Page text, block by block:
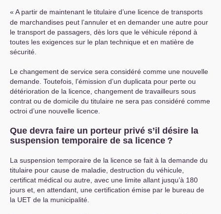
« A partir de maintenant le titulaire d’une licence de transports
de marchandises peut l’annuler et en demander une autre pour
le transport de passagers, dès lors que le véhicule répond à
toutes les exigences sur le plan technique et en matière de
sécurité.
Le changement de service sera considéré comme une nouvelle
demande. Toutefois, l’émission d’un duplicata pour perte ou
détérioration de la licence, changement de travailleurs sous
contrat ou de domicile du titulaire ne sera pas considéré comme
octroi d’une nouvelle licence.
Que devra faire un porteur privé s’il désire la
suspension temporaire de sa licence ?
La suspension temporaire de la licence se fait à la demande du
titulaire pour cause de maladie, destruction du véhicule,
certificat médical ou autre, avec une limite allant jusqu’à 180
jours et, en attendant, une certification émise par le bureau de
la UET de la municipalité.